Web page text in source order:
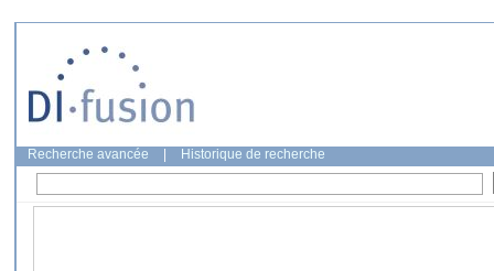
Recherche avancée Historique de recherche